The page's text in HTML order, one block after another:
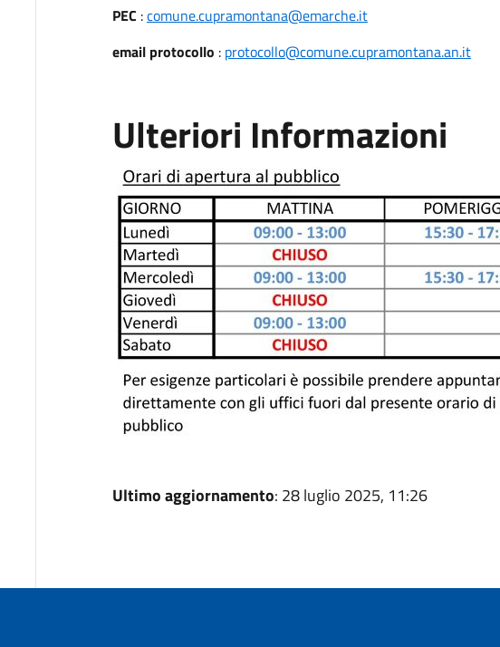
PEC :comune.cupramontana@emarche.it
email protocollo : protocollo@comune.cupramontana.an.it
Ulteriori Informazioni
Ultimo aggiornamento: 28 luglio 2025, 11:26